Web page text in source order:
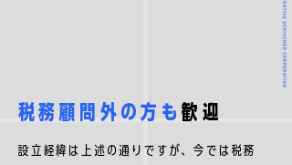
税務顧問外の方も歓迎
設立経緯は上述の通りですが、今では税務